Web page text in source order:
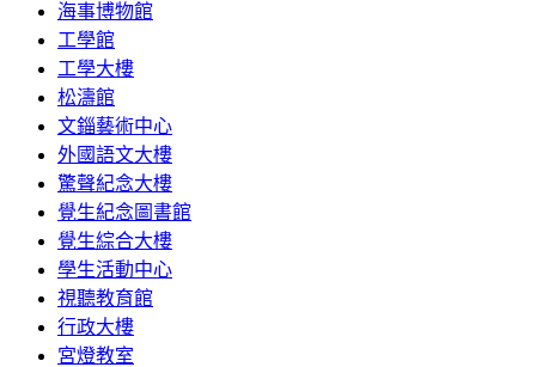
海事博物館
工學館
工學大樓
松濤館
文錙藝術中心
外國語文大樓
驚聲紀念大樓
覺生紀念圖書館
覺生綜合大樓
學生活動中心
視聽教育館
行政大樓
宮燈教室